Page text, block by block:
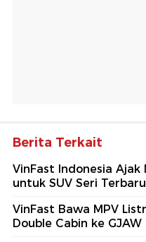
Berita Terkait
VinFast Indonesia Ajak
untuk SUV Seri Terbaru
VinFast Bawa MPV
Double Cabin ke GJAW